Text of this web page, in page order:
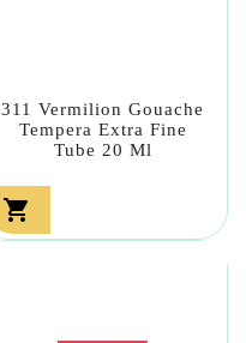
311 Vermilion Gouache
Tempera Extra Fine
Tube 20 Ml
